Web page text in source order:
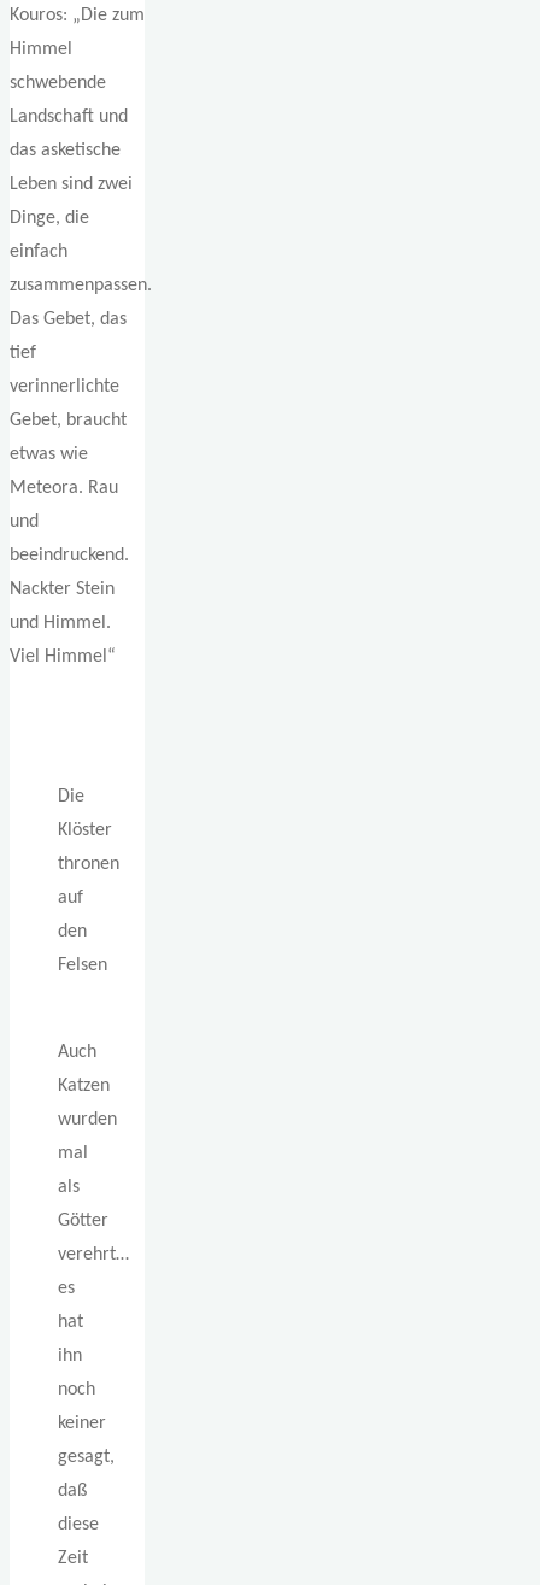
Kouros: „Die zum
Himmel
schwebende
Landschaft und
das asketische
Leben sind zwei
Dinge, die
einfach
zusammenpassen.
Das Gebet, das
tief
verinnerlichte
Gebet, braucht
etwas wie
Meteora. Rau
und
beeindruckend.
Nackter Stein
und Himmel.
Viel Himmel“
Die
Klöster
thronen
auf
den
Felsen
Auch
Katzen
wurden
mal
als
Götter
verehrt…
es
hat
ihn
noch
keiner
gesagt,
daß
diese
Zeit